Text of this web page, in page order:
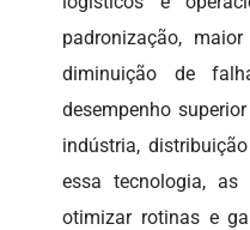
padronização,
diminuição de
desempenho
indústria,
essa tecnologia, as
otimizar rotinas e